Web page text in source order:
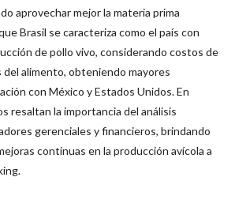
aprovechar mejor la materia prima
Brasil se caracteriza como el país con
de pollo vivo, considerando costos de
alimento, obteniendo mayores
con México y Estados Unidos. En
resaltan la importancia del análisis
gerenciales y financieros, brindando
continuas en la producción avícola a